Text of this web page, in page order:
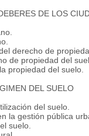
DE LOS
derecho de
de propiedad del
propiedad del suelo.
DEL SUELO
del suelo.
la gestión pública
suelo.